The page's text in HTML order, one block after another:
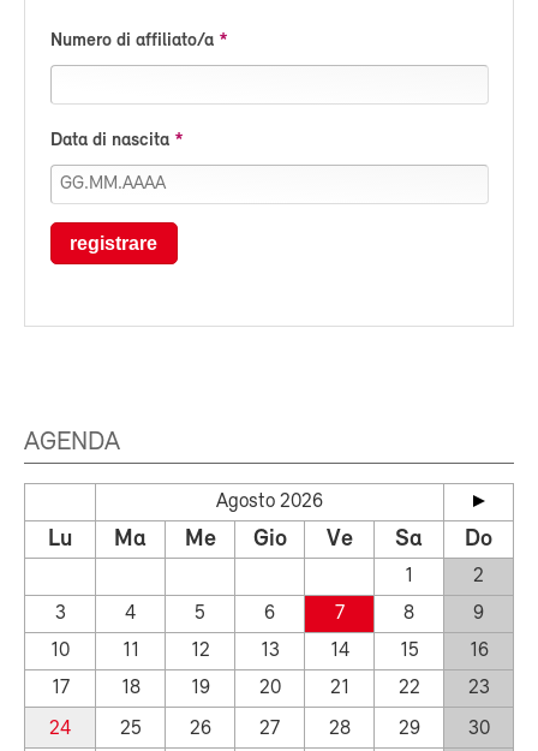
Numero di affiliato/a
Data di nascita
registrare
AGENDA
Agosto 2026
Lu Ma Me Gio Ve Sa Do
1
2
3
4 5 6 7 8
9
10
11 12 13 14 15
16
17
18 19 20 21 22
23
24
25 26 27 28 29
30